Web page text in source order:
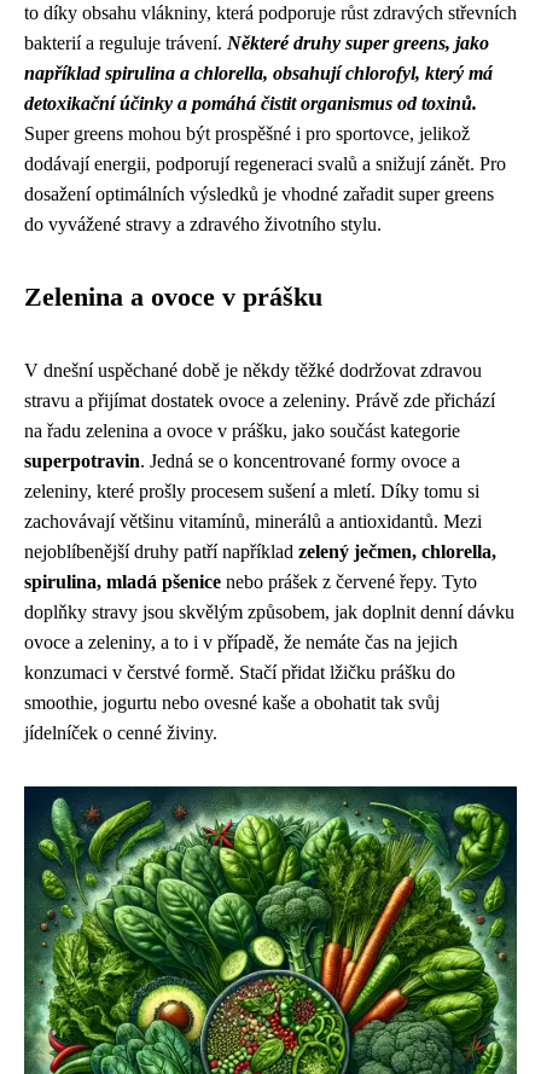
to díky obsahu vlákniny, která podporuje růst zdravých střevních
bakterií a reguluje trávení. Některé druhy super greens, jako
například spirulina a chlorella, obsahují chlorofyl, který má
detoxikační účinky a pomáhá čistit organismus od toxinů.
Super greens mohou být prospěšné i pro sportovce, jelikož
dodávají energii, podporují regeneraci svalů a snižují zánět. Pro
dosažení optimálních výsledků je vhodné zařadit super greens
do vyvážené stravy a zdravého životního stylu.
Zelenina a ovoce v prášku
V dnešní uspěchané době je někdy těžké dodržovat zdravou
stravu a přijímat dostatek ovoce a zeleniny. Právě zde přichází
na řadu zelenina a ovoce v prášku, jako součást kategorie
superpotravin. Jedná se o koncentrované formy ovoce a
zeleniny, které prošly procesem sušení a mletí. Díky tomu si
zachovávají většinu vitamínů, minerálů a antioxidantů. Mezi
nejoblíbenější druhy patří například zelený ječmen, chlorella,
spirulina, mladá pšenice nebo prášek z červené řepy. Tyto
doplňky stravy jsou skvělým způsobem, jak doplnit denní dávku
ovoce a zeleniny, a to i v případě, že nemáte čas na jejich
konzumaci v čerstvé formě. Stačí přidat lžičku prášku do
smoothie, jogurtu nebo ovesné kaše a obohatit tak svůj
jídelníček o cenné živiny.